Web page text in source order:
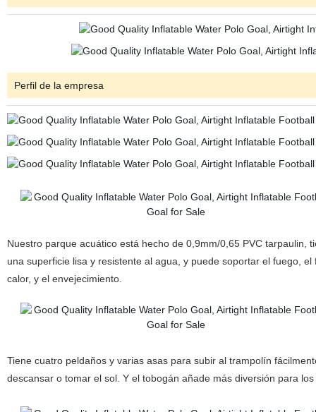
Perfil de la empresa
Nuestro parque acuático está hecho de 0,9mm/0,65 PVC tarpaulin,
una superficie lisa y resistente al agua, y puede soportar el fuego, el
calor, y el envejecimiento.
Tiene cuatro peldaños y varias asas para subir al trampolín
descansar o tomar el sol. Y el tobogán añade más diversión para los